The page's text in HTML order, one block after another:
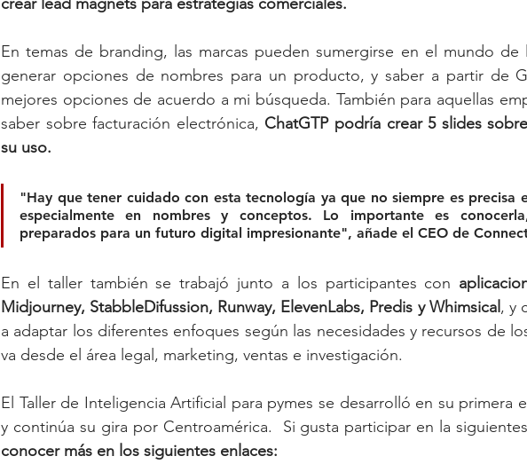
En temas de branding, las marcas pueden sumergirse en el mundo
generar opciones de nombres para un producto, y saber a partir de
mejores opciones de acuerdo a mi búsqueda. También para aquellas
saber sobre facturación electrónica, ChatGTP podría crear 5 slides
su uso.
"Hay que tener cuidado con esta tecnología ya que no siempre es precisa
especialmente en nombres y conceptos. Lo importante es
preparados para un futuro digital impresionante", añade el CEO de
En el taller también se trabajó junto a los participantes con
Midjourney, StabbleDifussion, Runway, ElevenLabs, Predis y Whimsical , y
a adaptar los diferentes enfoques según las necesidades y recursos de
va desde el área legal, marketing, ventas e investigación.
El Taller de Inteligencia Artificial para pymes se desarrolló en su primera
y continúa su gira por Centroamérica.  Si gusta participar en la
conocer más en los siguientes enlaces: